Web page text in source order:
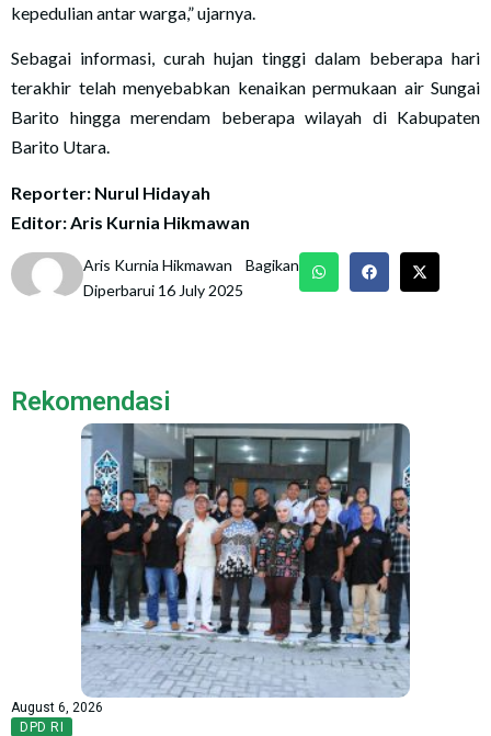
kepedulian antar warga,” ujarnya.
Sebagai informasi, curah hujan tinggi dalam beberapa hari
terakhir telah menyebabkan kenaikan permukaan air Sungai
Barito hingga merendam beberapa wilayah di Kabupaten
Barito Utara.
Reporter: Nurul Hidayah
Editor: Aris Kurnia Hikmawan
Aris Kurnia Hikmawan
Diperbarui 16 July 2025
Bagikan
Rekomendasi
August 6, 2026
DPD RI